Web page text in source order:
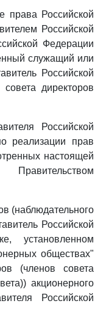
права Российской
Российской
Федерации
служащий или
Российской
директоров
Российской
реализации прав
настоящей
(наблюдательного
Российской
установленном
обществах"
(членов совета
акционерного
Российской